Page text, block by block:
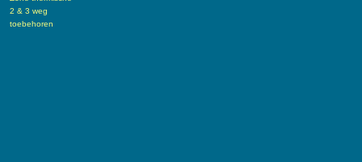
2 & 3 weg
toebehoren